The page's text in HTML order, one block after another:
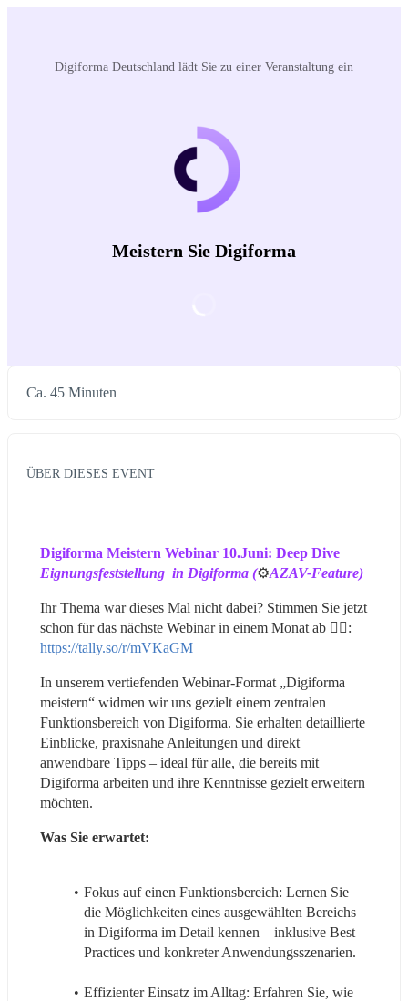
Digiforma Deutschland‬ lädt Sie zu einer Veranstaltung ein
Meistern Sie Digiforma
Ca. 45 Minuten
ÜBER DIESES EVENT
Eignungsfeststellung  in Digiforma (⚙️AZAV-Feature)
Ihr Thema war dieses Mal nicht dabei? Stimmen Sie jetzt
https://tally.so/r/mVKaGM
In unserem vertiefenden Webinar-Format „Digiforma
meistern“ widmen wir uns gezielt einem zentralen
Funktionsbereich von Digiforma. Sie erhalten detaillierte
Einblicke, praxisnahe Anleitungen und direkt
anwendbare Tipps – ideal für alle, die bereits mit
Digiforma arbeiten und ihre Kenntnisse gezielt erweitern
möchten.
Was Sie erwartet:
Fokus auf einen Funktionsbereich: Lernen Sie
die Möglichkeiten eines ausgewählten Bereichs
in Digiforma im Detail kennen – inklusive Best
Practices und konkreter Anwendungsszenarien.
Effizienter Einsatz im Alltag: Erfahren Sie, wie